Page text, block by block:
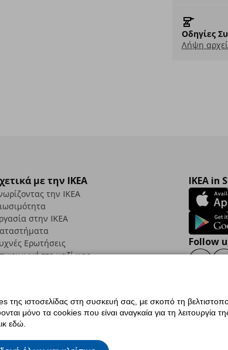
Οδηγίες
Λήψη
με την IKEA
την IKEA
στην IKEA
Ερωτήσεις
μαζί μας
IKEA in
Follow
Γενική Πολιτική Προσωπικών
ιστοσελίδας στη συσκευή σας, με σκοπό τη
μόνο τα cookies που είναι αναγκαία για τη λειτουργία της
εδώ.